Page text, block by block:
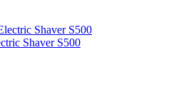
Shaver S500